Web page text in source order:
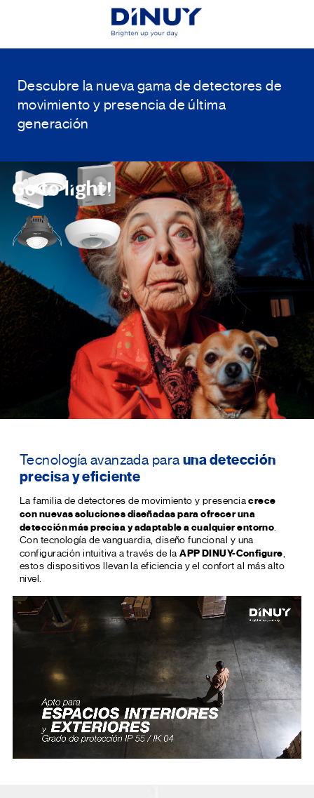
Descubre la nueva gama de detectores de
movimiento y presencia de última
generación
Tecnología avanzada parauna detección
precisa y eficiente
La familia de detectores de movimiento y presenciacrece
con nuevas soluciones diseñadas para ofrecer una
detección más precisa y adaptable a cualquier entorno.
Con tecnología de vanguardia, diseño funcional y una
configuración intuitiva a través de laAPP DINUY-Configure,
estos dispositivos llevan la eficiencia y el confort al más alto
nivel.